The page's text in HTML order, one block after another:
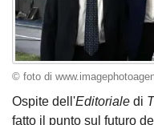
© foto di
Ospite dell'Editoriale di
fatto il punto sul futuro